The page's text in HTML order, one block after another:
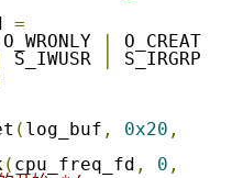
=
O_WRONLY |
O_CREAT
S_IWUSR
( log_buf , 0x20 ,
( cpu_freq_fd , 0 ,